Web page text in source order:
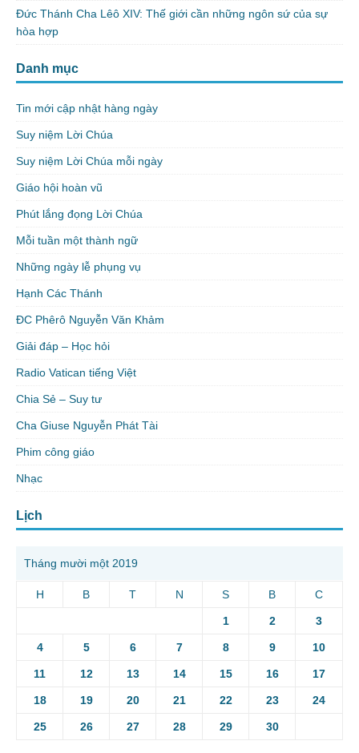
Đức Thánh Cha Lêô XIV: Thế giới cần những ngôn sứ của sự
hòa hợp
Danh mục
Tin mới cập nhật hàng ngày
Suy niệm Lời Chúa
Suy niệm Lời Chúa mỗi ngày
Giáo hội hoàn vũ
Phút lắng đọng Lời Chúa
Mỗi tuần một thành ngữ
Những ngày lễ phụng vụ
Hạnh Các Thánh
ĐC Phêrô Nguyễn Văn Khảm
Giải đáp – Học hỏi
Radio Vatican tiếng Việt
Chia Sẻ – Suy tư
Cha Giuse Nguyễn Phát Tài
Phim công giáo
Nhạc
Lịch
Tháng mười một 2019
H B T N S B C
1 2 3
4 5 6 7 8 9 10
11 12 13 14 15 16 17
18 19 20 21 22 23 24
25 26 27 28 29 30